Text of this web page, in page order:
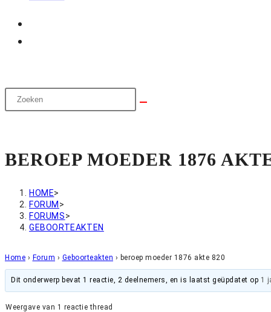
BEROEP MOEDER 1876
HOME>
FORUM >
FORUMS>
GEBOORTEAKTEN
Home › Forum › Geboorteakten › beroep moeder 1876 akte 820
Dit onderwerp bevat 1 reactie, 2 deelnemers, en is laatst geüpdatet op 1
Weergave van 1 reactie thread